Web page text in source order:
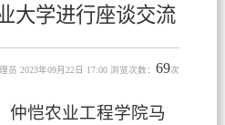
大学进行座谈交流
员 2023年09月22日 17:00 浏览次数：69次
仲恺农业工程学院马